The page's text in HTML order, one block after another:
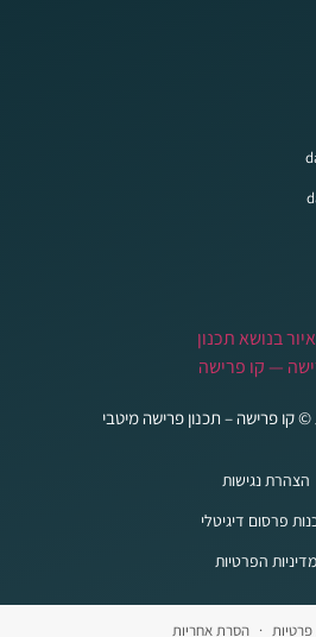
© קו פרישה – תכנון פרישה מיטבי
הצהרת נגישות
פרסום דיגיטלי
מדיניות הפרטיות
פרטיות · הסרת אחריות